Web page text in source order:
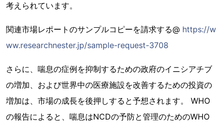
考えられています。
関連市場レポートのサンプルコピーを請求する@ https://w
ww.researchnester.jp/sample-request-3708
さらに、喘息の症例を抑制するための政府のイニシアチブ
の増加、および世界中の医療施設を改善するための投資の
増加は、市場の成長を後押しすると予想されます。 WHO
の報告によると、喘息はNCDの予防と管理のためのWHO